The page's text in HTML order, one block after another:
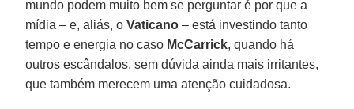
mundo podem muito bem se perguntar é por que a
mídia – e, aliás, oVaticano – está investindo tanto
tempo e energia no caso McCarrick, quando há
outros escândalos, sem dúvida ainda mais irritantes,
que também merecem uma atenção cuidadosa.